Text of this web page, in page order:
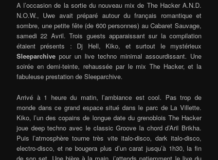
A l’occasion de la sortie du nouveau mix de The Hacker A.N.D.
N.O.W., Uwe avait préparé autour du français romantique et
sombre, une petite fête (de 600 personnes) au Cabaret Sauvage,
samedi 22 Avril. Trois guests apparaissant sur la compilation
étaient présents : Dj Hell, Kiko, et surtout le mystérieux
Sleeparchive pour un live techno minimal assourdissant. Une
soirée en demi-teinte, rehaussée par le mix The Hacker, et la
fabuleuse prestation de Sleeparchive.
Arrivé à 1 heure du matin, l’ambiance est cool. Pas trop de
monde dans ce grand espace situé dans le parc de La Villette.
Kiko, l’un des copains de longue date du grenoblois The Hacker
joue deep techno avec le classic Groove la chord d’Aril Brikha.
Puis l’atmosphère tourne très vite italo-disco, dark italo-disco,
electro-disco, et ne bougera plus d’un carat jusqu’à 1h30, la fin
de son set. Une bière à la main, j’attends patiemment le live du